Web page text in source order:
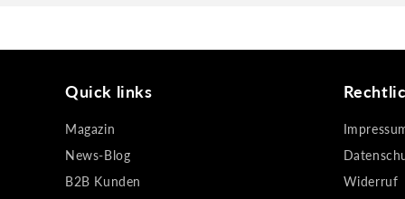
Quick links
Magazin
News-Blog
B2B Kunden
Widerruf